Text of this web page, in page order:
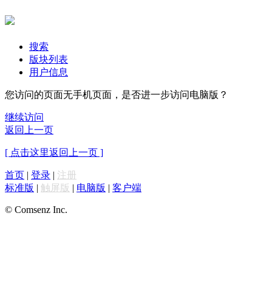
搜索
版块列表
用户信息
您访问的页面无手机页面，是否进一步访问电脑版？
继续访问
返回上一页
[ 点击这里返回上一页 ]
首页 | 登录 | 注册
标准版 | 触屏版 | 电脑版 | 客户端
© Comsenz Inc.